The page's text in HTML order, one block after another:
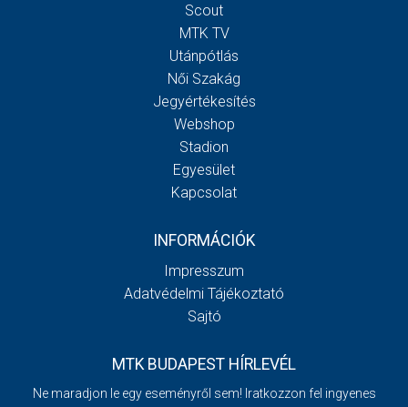
Scout
MTK TV
Utánpótlás
Női Szakág
Jegyértékesítés
Webshop
Stadion
Egyesület
Kapcsolat
INFORMÁCIÓK
Impresszum
Adatvédelmi Tájékoztató
Sajtó
MTK BUDAPEST HÍRLEVÉL
Ne maradjon le egy eseményről sem! Iratkozzon fel ingyenes